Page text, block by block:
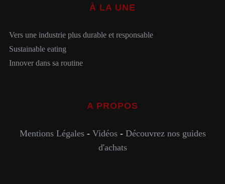
À LA UNE
Vers une industrie plus durable et responsable
Sustainable eating
Innover dans sa routine
A PROPOS
Mentions Légales- Vidéos- Découvrez nos guides
d'achats